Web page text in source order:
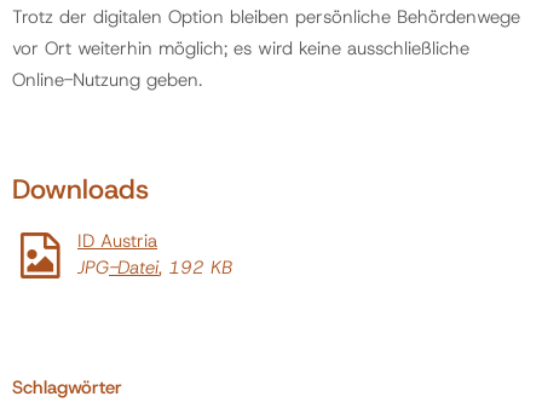
Trotz der digitalen Option bleiben persönliche Behördenwege
vor Ort weiterhin möglich; es wird keine ausschließliche
Online-Nutzung geben.
Downloads
ID Austria
JPG-Datei, 192 KB
Schlagwörter